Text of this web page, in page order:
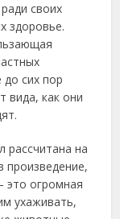
своих
здоровье.
сих пор
вида, как они
рассчитана на
произведение,
это огромная
ухаживать,